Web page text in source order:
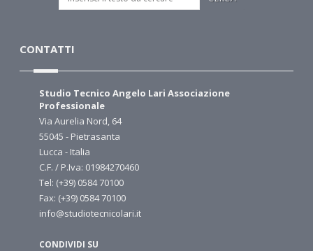
CONTATTI
Studio Tecnico Angelo Lari Associazione
Professionale
Via Aurelia Nord, 64
55045 - Pietrasanta
Lucca - Italia
C.F. / P.Iva: 01984270460
Tel: (+39) 0584 70100
Fax: (+39) 0584 70100
info@studiotecnicolari.it
CONDIVIDI SU